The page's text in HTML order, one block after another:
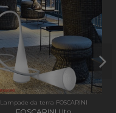
Lampade da terra FOSCARINI
utente.
è un
il
viene
essere
sito,